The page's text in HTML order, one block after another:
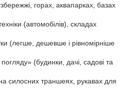
горах, аквапарках, базах
(автомобілів), складах
(легше, дешевше і рівномірніше
(будинки, дачі, садові та
силосних траншеях, рукавах для